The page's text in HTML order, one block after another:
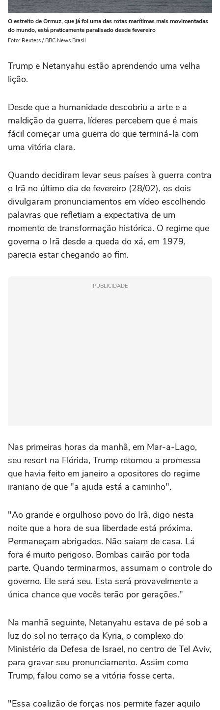
O estreito de Ormuz, que já foi uma das rotas marítimas mais movimentadas
do mundo, está praticamente paralisado desde fevereiro
Foto: Reuters / BBC News Brasil
Trump e Netanyahu estão aprendendo uma velha
lição.
Desde que a humanidade descobriu a arte e a
maldição da guerra, líderes percebem que é mais
fácil começar uma guerra do que terminá-la com
uma vitória clara.
Quando decidiram levar seus países à guerra contra
o Irã no último dia de fevereiro (28/02), os dois
divulgaram pronunciamentos em vídeo escolhendo
palavras que refletiam a expectativa de um
momento de transformação histórica. O regime que
governa o Irã desde a queda do xá, em 1979,
parecia estar chegando ao fim.
PUBLICIDADE
Nas primeiras horas da manhã, em Mar-a-Lago,
seu resort na Flórida, Trump retomou a promessa
que havia feito em janeiro a opositores do regime
iraniano de que "a ajuda está a caminho".
"Ao grande e orgulhoso povo do Irã, digo nesta
noite que a hora de sua liberdade está próxima.
Permaneçam abrigados. Não saiam de casa. Lá
fora é muito perigoso. Bombas cairão por toda
parte. Quando terminarmos, assumam o controle do
governo. Ele será seu. Esta será provavelmente a
única chance que vocês terão por gerações."
Na manhã seguinte, Netanyahu estava de pé sob a
luz do sol no terraço da Kyria, o complexo do
Ministério da Defesa de Israel, no centro de Tel Aviv,
para gravar seu pronunciamento. Assim como
Trump, falou como se a vitória fosse certa.
"Essa coalizão de forças nos permite fazer aquilo